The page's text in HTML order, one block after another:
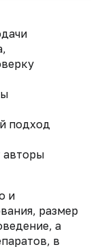
подход
авторы
и
размер
а
в